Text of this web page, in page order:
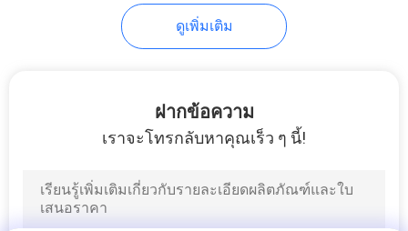
เสาไฟถนน
ดูเพิ่มเติม
ฝากข้อความ
เราจะโทรกลับหาคุณเร็ว ๆ นี้!